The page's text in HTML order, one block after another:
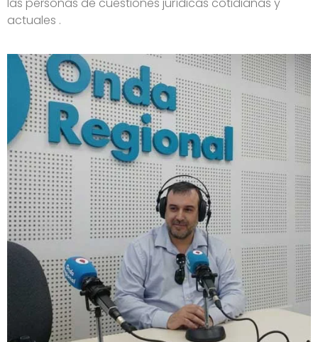
las personas de cuestiones jurídicas cotidianas y
actuales .